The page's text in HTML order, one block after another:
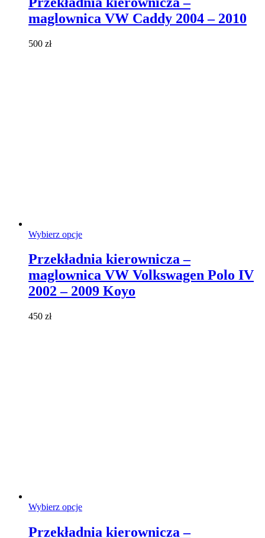
wiele
wariantów.
maglownica VW Caddy 2004 – 2010
500 zł
Wybierz opcjeTen
ma
wiele
wariantów.
Opcje
można
Przekładnia kierownicza –
maglownica VW Volkswagen Polo IV
2002 – 2009 Koyo
450 zł
Wybierz opcjeTen
ma
Przekładnia kierownicza –